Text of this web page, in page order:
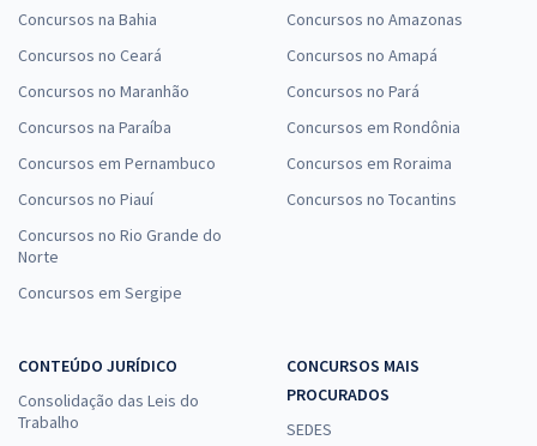
Concursos na Bahia
Concursos no Ceará
Concursos no Maranhão
Concursos na Paraíba
Concursos em Pernambuco
Concursos no Piauí
Concursos no Rio Grande do
Norte
Concursos em Sergipe
Concursos no Amazonas
Concursos no Amapá
Concursos no Pará
Concursos em Rondônia
Concursos em Roraima
Concursos no Tocantins
CONTEÚDO JURÍDICO
Consolidação das Leis do
Trabalho
CONCURSOS MAIS
PROCURADOS
SEDES